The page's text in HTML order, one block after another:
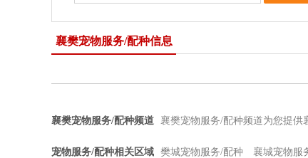
襄樊宠物服务/配种信息
襄樊宠物服务/配种频道 襄樊宠物服务/配种频道为您提供
宠物服务/配种相关区域 樊城宠物服务/配种 襄城宠物服